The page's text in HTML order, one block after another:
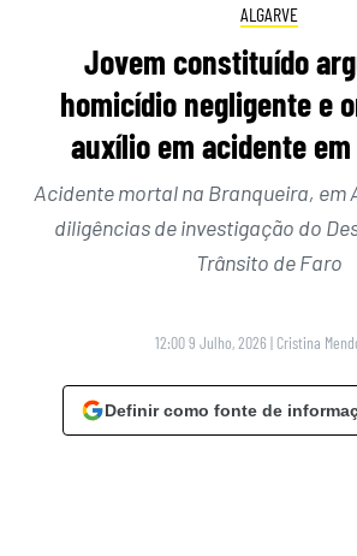
ALGARVE
Jovem constituído
homicídio negligente e
auxílio em acidente
Acidente mortal na Branqueira, em
diligências de investigação do
Trânsito de Faro
12:00 9 Julho, 2026 | Cristina
Definir como fonte de